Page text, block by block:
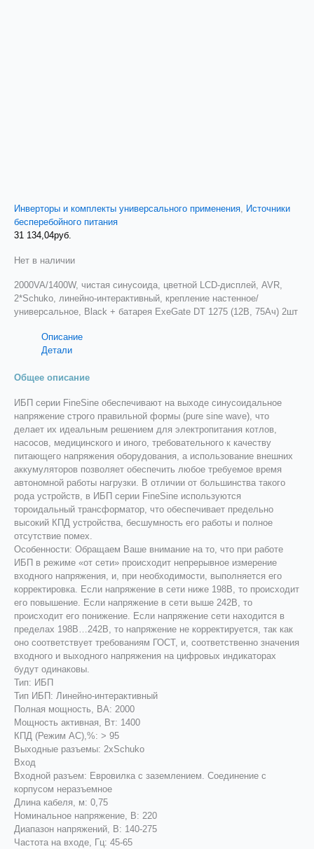
Инверторы и комплекты универсального применения Источники
бесперебойного питания
31 134,04руб.
Нет в наличии
2000VA/1400W, чистая синусоида, цветной LCD-дисплей, AVR,
2*Schuko, линейно-интерактивный, крепление настенное/
универсальное, Black + батарея ExeGate DT 1275 (12В, 75Ач) 2шт
Описание
Детали
Общее описание
ИБП серии FineSine обеспечивают на выходе синусоидальное
напряжение строго правильной формы (pure sine wave), что
делает их идеальным решением для электропитания котлов,
насосов, медицинского и иного, требовательного к качеству
питающего напряжения оборудования, а использование внешних
аккумуляторов позволяет обеспечить любое требуемое время
автономной работы нагрузки. В отличии от большинства такого
рода устройств, в ИБП серии FineSine используются
тороидальный трансформатор, что обеспечивает предельно
высокий КПД устройства, бесшумность его работы и полное
отсутствие помех.
Особенности: Обращаем Ваше внимание на то, что при работе
ИБП в режиме «от сети» происходит непрерывное измерение
входного напряжения, и, при необходимости, выполняется его
корректировка. Если напряжение в сети ниже 198В, то происходит
его повышение. Если напряжение в сети выше 242В, то
происходит его понижение. Если напряжение сети находится в
пределах 198В…242В, то напряжение не корректируется, так как
оно соответствует требованиям ГОСТ, и, соответственно значения
входного и выходного напряжения на цифровых индикаторах
будут одинаковы.
Тип: ИБП
Тип ИБП: Линейно-интерaктивный
Полная мощность, ВА: 2000
Мощность активная, Вт: 1400
КПД (Режим AC),%: > 95
Выходные разъемы: 2xSchuko
Вход
Входной разъем: Евровилка с заземлением. Соединение с
корпусом неразъемное
Длина кабеля, м: 0,75
Номинальное напряжение, В: 220
Диапазон напряжений, В: 140-275
Частота на входе, Гц: 45-65